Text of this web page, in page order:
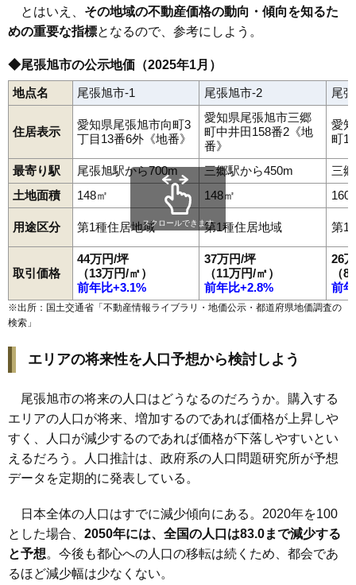
とはいえ、 その地域の不動産価格の動向・傾向を知るた
めの重要な指標となるので、参考にしよう。
◆尾張旭市の公示地価（2025年1月）
地点名 尾張旭市-1 尾張旭市-2 尾
住居表示
愛知県尾張旭市向町3
丁目13番6外《地番》
愛知県尾張旭市三郷
町中井田158番2《地
番》
愛
町1
最寄り駅 尾張旭駅から700m 三郷駅から450m
三
土地面積
148㎡ 148㎡ 160
用途区分 第1種住居地域 第1種住居地域 第1
取引価格
44万円/坪
（13万円/㎡）
前年比+3.1%
37万円/坪
（11万円/㎡）
前年比+2.8%
26
（
前
スクロールできます
※出所：国土交通省「 不動産情報ライブラリ・地価公示・都道府県地価調査の
検索 」
エリアの将来性を人口予想から検討しよう
尾張旭市の将来の人口はどうなるのだろうか。購入する
エリアの人口が将来、増加するのであれば価格が上昇しや
すく、人口が減少するのであれば価格が下落しやすいとい
えるだろう。人口推計は、政府系の人口問題研究所が予想
データを定期的に発表している。
日本全体の人口はすでに減少傾向にある。2020年を100
とした場合、 2050年には、全国の人口は83.0まで減少する
と予想。今後も都心への人口の移転は続くため、都会であ
るほど減少幅は少なくない。